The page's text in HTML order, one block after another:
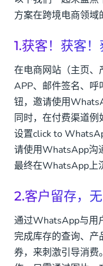
方案在跨境电商领域
1.获客！获客！
在电商网站（主页、
APP、邮件签名、
钮，邀请使用
同时，在付费渠道例
设置click to
请使用WhatsApp沟
最终在WhatsApp上
2.客户留存，
通过WhatsApp与用
完成库存的查询、产
券，来刺激引导消费